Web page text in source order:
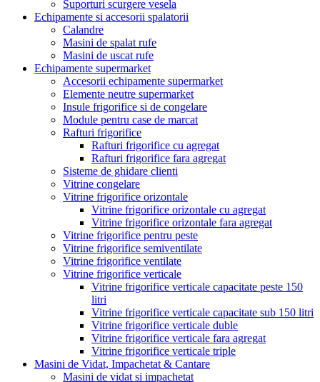
Suporturi scurgere vesela
Echipamente si accesorii spalatorii
Calandre
Masini de spalat rufe
Masini de uscat rufe
Echipamente supermarket
Accesorii echipamente supermarket
Elemente neutre supermarket
Insule frigorifice si de congelare
Module pentru case de marcat
Rafturi frigorifice
Rafturi frigorifice cu agregat
Rafturi frigorifice fara agregat
Sisteme de ghidare clienti
Vitrine congelare
Vitrine frigorifice orizontale
Vitrine frigorifice orizontale cu agregat
Vitrine frigorifice orizontale fara agregat
Vitrine frigorifice pentru peste
Vitrine frigorifice semiventilate
Vitrine frigorifice ventilate
Vitrine frigorifice verticale
Vitrine frigorifice verticale capacitate peste 150
litri
Vitrine frigorifice verticale capacitate sub 150 litri
Vitrine frigorifice verticale duble
Vitrine frigorifice verticale fara agregat
Vitrine frigorifice verticale triple
Masini de Vidat, Impachetat & Cantare
Masini de vidat si impachetat